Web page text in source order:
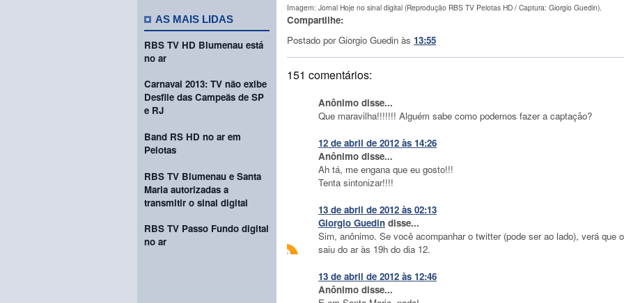
AS MAIS LIDAS
RBS TV HD Blumenau está
no ar
Carnaval 2013: TV não exibe
Desfile das Campeãs de SP
e RJ
Band RS HD no ar em
Pelotas
RBS TV Blumenau e Santa
Maria autorizadas a
transmitir o sinal digital
RBS TV Passo Fundo digital
no ar
Imagem: Jornal Hoje no sinal digital (Reprodução RBS TV Pelotas HD / Captura: Giorgio Guedin).
Compartilhe:
Postado porGiorgio Guedin às 13:55
151 comentários:
Anônimo disse...
Que maravilha!!!!!!! Alguém sabe como podemos fazer a captação?
12 de abril de 2012 às 14:26
Anônimo disse...
Ah tá, me engana que eu gosto!!!
Tenta sintonizar!!!!
13 de abril de 2012 às 02:13
Giorgio Guedin disse...
Sim, anônimo. Se você acompanhar o twitter (pode ser ao lado), verá que
saiu do ar às 19h do dia 12.
13 de abril de 2012 às 12:46
Anônimo disse...